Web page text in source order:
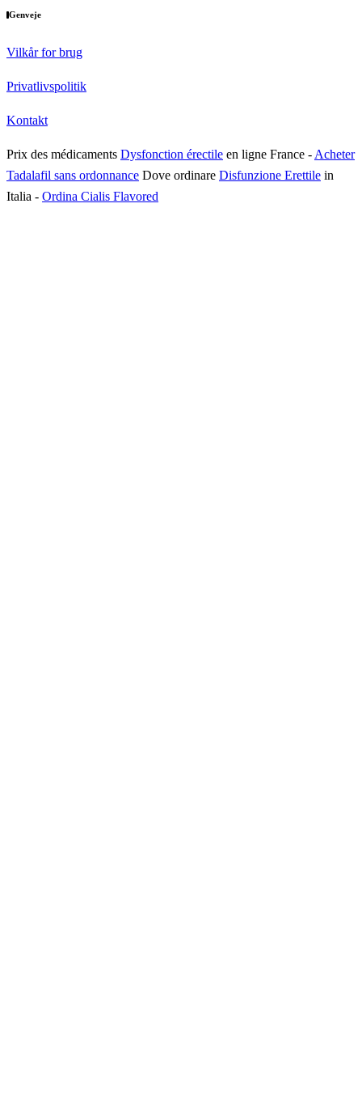
Genveje
Vilkår for brug
Privatlivspolitik
Kontakt
Prix des médicaments Dysfonction érectile en ligne France - Acheter
Tadalafil sans ordonnance Dove ordinare Disfunzione Erettile in
Italia - Ordina Cialis Flavored